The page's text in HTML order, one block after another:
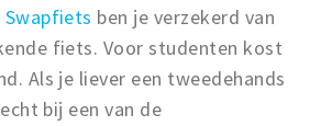
Swapfiets ben je verzekerd van
fiets. Voor studenten kost
Als je liever een tweedehands
bij een van de